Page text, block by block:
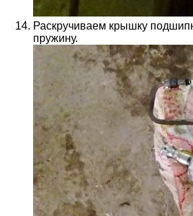
Раскручиваем крышку
пружину.